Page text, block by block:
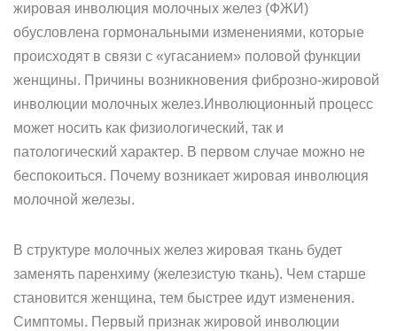
жировая инволюция молочных желез (ФЖИ)
обусловлена гормональными изменениями, которые
происходят в связи с «угасанием» половой функции
женщины. Причины возникновения фиброзно-жировой
инволюции молочных желез.Инволюционный процесс
может носить как физиологический, так и
патологический характер. В первом случае можно не
беспокоиться. Почему возникает жировая инволюция
молочной железы.
В структуре молочных желез жировая ткань будет
заменять паренхиму (железистую ткань). Чем старше
становится женщина, тем быстрее идут изменения.
Симптомы. Первый признак жировой инволюции